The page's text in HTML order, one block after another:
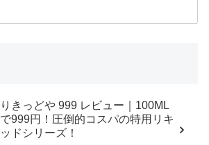
りきっどや 999 レビュー｜100ML
で999円！圧倒的コスパの特用リキ
ッドシリーズ！